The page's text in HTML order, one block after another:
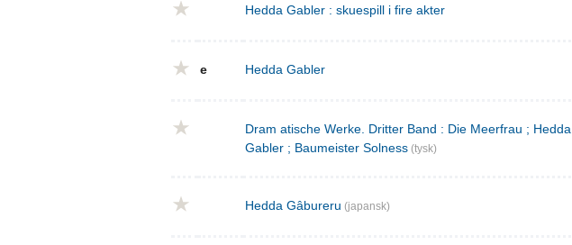
Hedda Gabler : skuespill i fire akter
e Hedda Gabler
Dram atische Werke. Dritter Band : Die Meerfrau ; Hedda
Gabler ; Baumeister Solness (tysk)
Hedda Gâbureru (japansk)